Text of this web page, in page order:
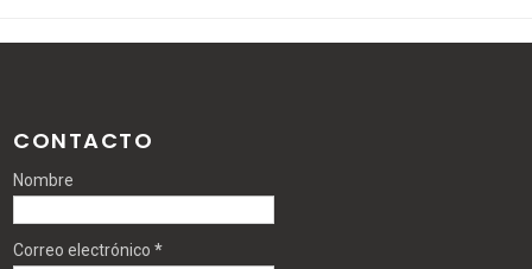
CONTACTO
Nombre
Correo electrónico*